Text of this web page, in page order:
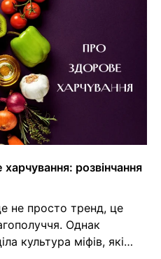
розвінчання
не просто тренд, це
Однак
культура міфів, які…